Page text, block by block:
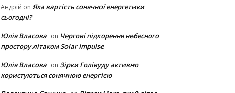
Андрій on Яка вартість сонячної енергетики
сьогодні?
Юлія Власова on Чергові підкорення небесного
простору літаком Solar Impulse
Юлія Власова on Зірки Голівуду активно
користуються сонячною енергією